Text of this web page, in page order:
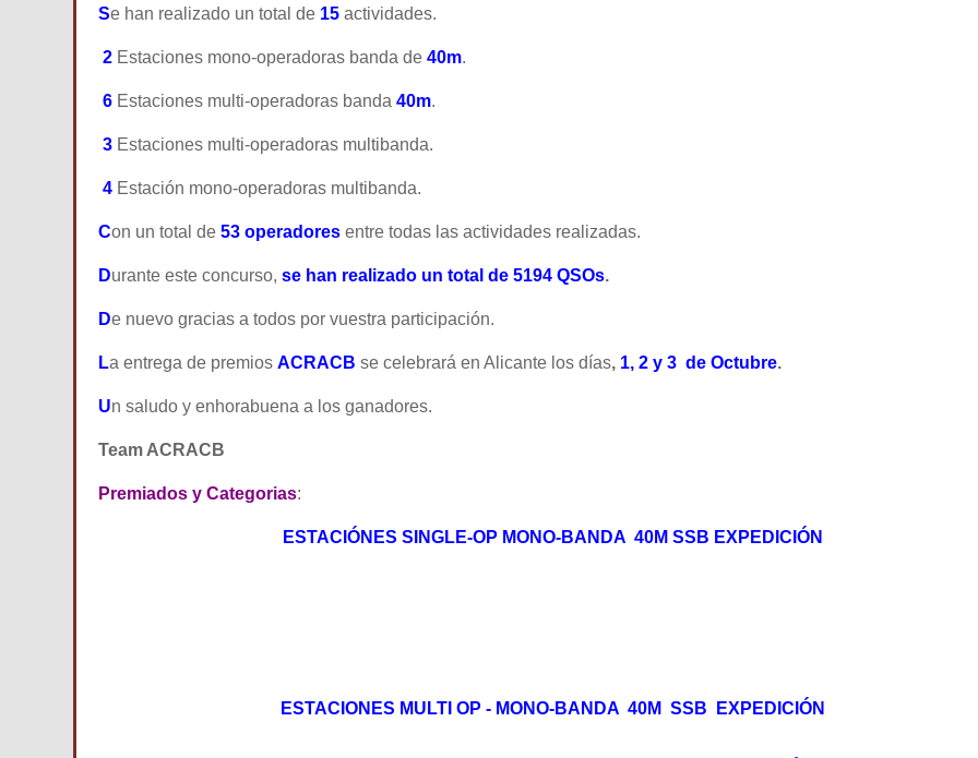
Se han realizado un total de 15 actividades.
2 Estaciones mono-operadoras banda de 40m.
6 Estaciones multi-operadoras banda 40m.
3 Estaciones multi-operadoras multibanda.
4 Estación mono-operadoras multibanda.
Con un total de 53 operadores entre todas las actividades realizadas.
Durante este concurso, se han realizado un total de 5194 QSOs.
De nuevo gracias a todos por vuestra participación.
La entrega de premios ACRACB se celebrará en Alicante los días, 1, 2 y 3 de Octubre.
Un saludo y enhorabuena a los ganadores.
Team ACRACB
Premiados y Categorias:
ESTACIÓNES SINGLE-OP MONO-BANDA 40M SSB EXPEDICIÓN
ESTACIONES MULTI OP - MONO-BANDA 40M SSB EXPEDICIÓN